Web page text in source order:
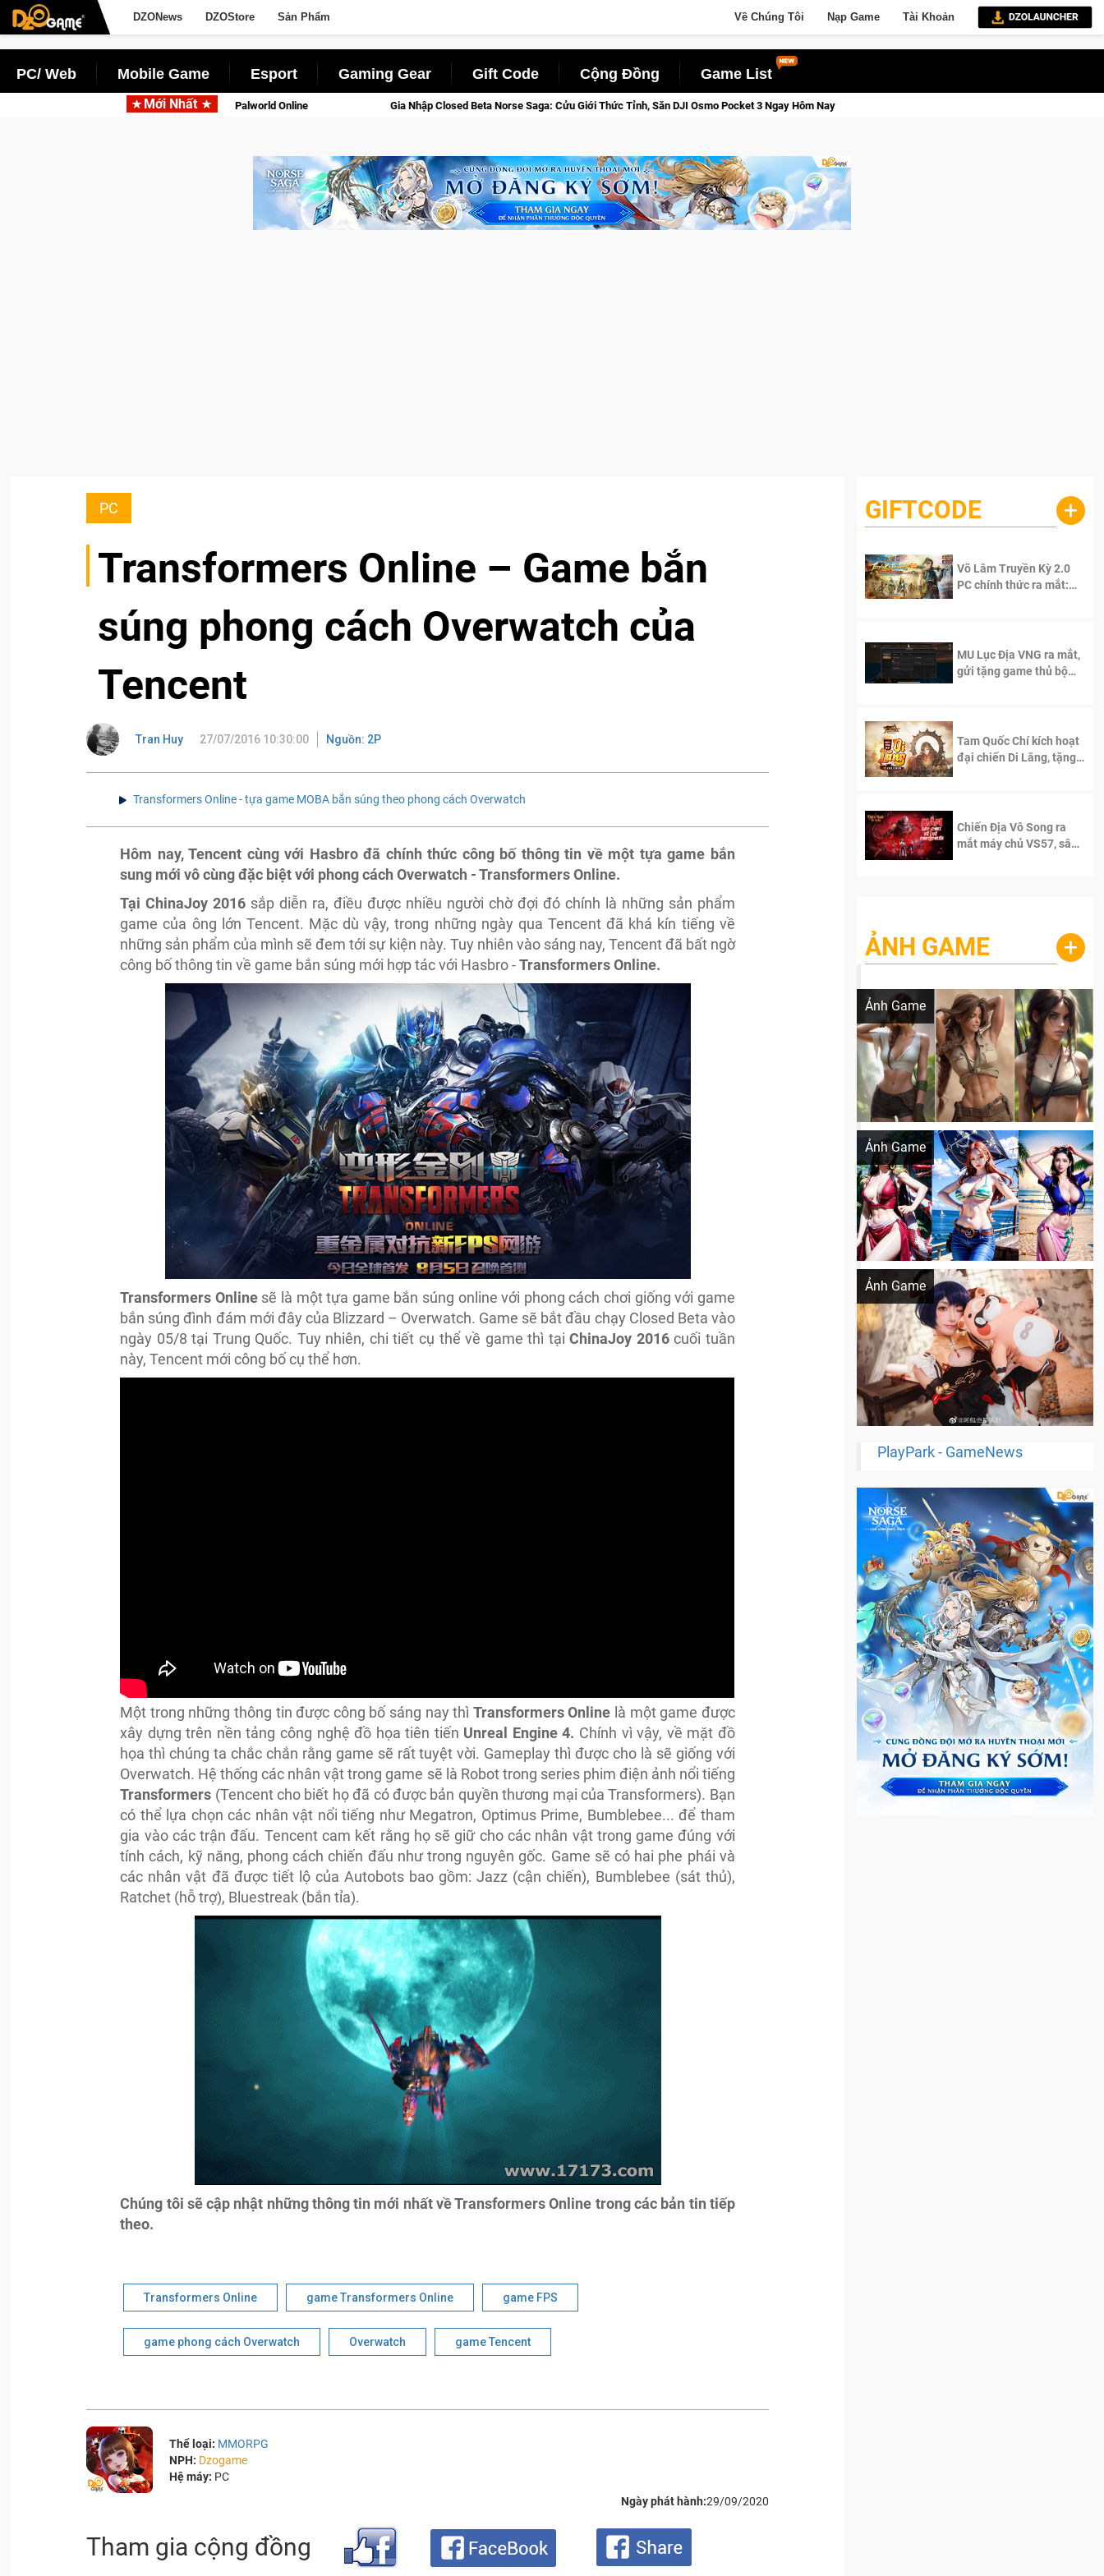
DZONews DZOStore Sản Phẩm Về Chúng Tôi Nạp Game Tài Khoản
PC/ Web Mobile Game Esport Gaming Gear Gift Code Cộng Đồng Game List
Mới Nhất
với tên gọi Palworld Online Gia Nhập Closed Beta Norse Saga: Cửu Giới Thức Tỉnh, Săn DJI Osmo Pocket 3 Ngay Hôm Nay Lineage W – Quyền lực và tài phú sẽ về tay kẻ đoạt được Vương Quyền
PC
Transformers Online – Game bắn
súng phong cách Overwatch của
Tencent
Tran Huy 27/07/2016 10:30:00 Nguồn: 2P
Transformers Online - tựa game MOBA bắn súng theo phong cách Overwatch
Hôm nay, Tencent cùng với Hasbro đã chính thức công bố thông tin về một tựa game bắn
sung mới vô cùng đặc biệt với phong cách Overwatch - Transformers Online.
Tại ChinaJoy 2016 sắp diễn ra, điều được nhiều người chờ đợi đó chính là những sản phẩm
game của ông lớn Tencent. Mặc dù vậy, trong những ngày qua Tencent đã khá kín tiếng về
những sản phẩm của mình sẽ đem tới sự kiện này. Tuy nhiên vào sáng nay, Tencent đã bất ngờ
công bố thông tin về game bắn súng mới hợp tác với Hasbro -Transformers Online.
Transformers Online sẽ là một tựa game bắn súng online với phong cách chơi giống với game
bắn súng đình đám mới đây của Blizzard – Overwatch. Game sẽ bắt đầu chạy Closed Beta vào
ngày 05/8 tại Trung Quốc. Tuy nhiên, chi tiết cụ thể về game thì tạiChinaJoy 2016cuối tuần
này, Tencent mới công bố cụ thể hơn.
Một trong những thông tin được công bố sáng nay thì Transformers Online là một game được
xây dựng trên nền tảng công nghệ đồ họa tiên tiến Unreal Engine 4. Chính vì vậy, về mặt đồ
họa thì chúng ta chắc chắn rằng game sẽ rất tuyệt vời. Gameplay thì được cho là sẽ giống với
Overwatch. Hệ thống các nhân vật trong game sẽ là Robot trong series phim điện ảnh nổi tiếng
Transformers (Tencent cho biết họ đã có được bản quyền thương mại của Transformers). Bạn
có thể lựa chọn các nhân vật nổi tiếng như Megatron, Optimus Prime, Bumblebee... để tham
gia vào các trận đấu. Tencent cam kết rằng họ sẽ giữ cho các nhân vật trong game đúng với
tính cách, kỹ năng, phong cách chiến đấu như trong nguyên gốc. Game sẽ có hai phe phái và
các nhân vật đã được tiết lộ của Autobots bao gồm: Jazz (cận chiến), Bumblebee (sát thủ),
Ratchet (hỗ trợ), Bluestreak (bắn tỉa).
Chúng tôi sẽ cập nhật những thông tin mới nhất về Transformers Online trong các bản tin tiếp
theo.
Transformers Online game Transformers Online game FPS
game phong cách Overwatch Overwatch game Tencent
Thể loại: MMORPG
NPH: Dzogame
Hệ máy: PC
Ngày phát hành:29/09/2020
Tham gia cộng đồng
GIFTCODE +
Võ Lâm Truyền Kỳ 2.0
PC chính thức ra mắt:
MU Lục Địa VNG ra mắt,
gửi tặng game thủ bộ
Tam Quốc Chí kích hoạt
đại chiến Di Lăng, tặng
Chiến Địa Vô Song ra
mắt máy chủ VS57, sân
ẢNH GAME +
Ảnh Game
Lala Croft vừa nóng vừa xinh dưới nét vẽ
Ảnh Game
Khi AI Cosplay gái đẹp One Piece
Ảnh Game
Cosplay Xiangling siêu cute
PlayPark - GameNews